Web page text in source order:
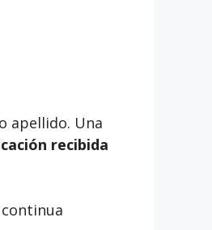
apellido. Una
recibida